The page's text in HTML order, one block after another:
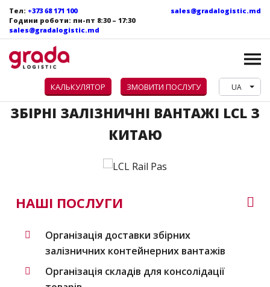
Тел: +373 68 171 100
Години роботи: пн-пт 8:30 – 17:30
sales@gradalogistic.md
sales@gradalogistic.md
КАЛЬКУЛЯТОР ЗМОВИТИ ПОСЛУГУ UA
ЗБІРНІ ЗАЛІЗНИЧНІ ВАНТАЖІ LCL З
КИТАЮ
НАШІ ПОСЛУГИ
Організація доставки збірних
залізничних контейнерних вантажів
Організація складів для консолідації